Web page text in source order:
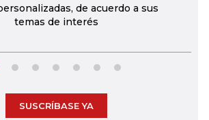
de acuerdo a sus
temas de interés
SUSCRÍBASE YA